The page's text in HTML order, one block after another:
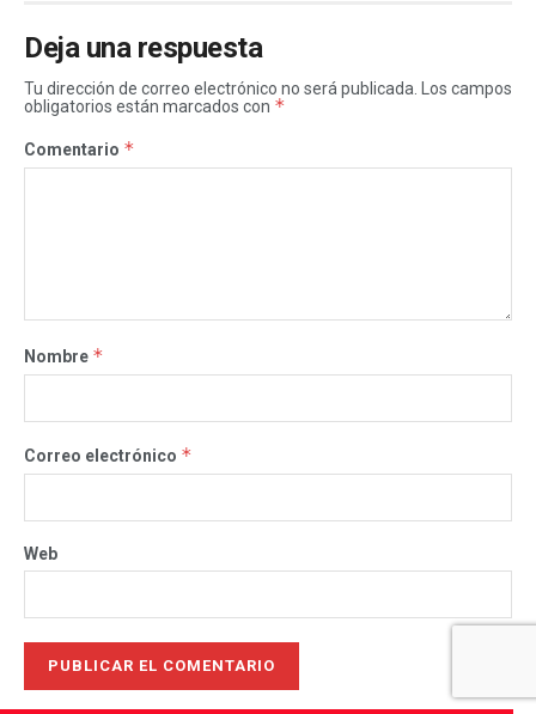
Deja una respuesta
Tu dirección de correo electrónico no será publicada.
Los campos
obligatorios están marcados con *
Comentario *
Nombre *
Correo electrónico *
Web